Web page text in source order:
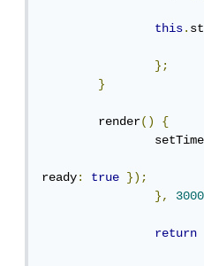
this.
};
}
	render
()
{
ready: true
});
},
return